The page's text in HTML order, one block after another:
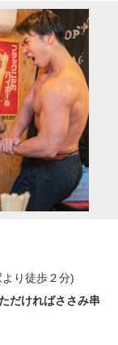
り徒歩２分)
だければささみ串